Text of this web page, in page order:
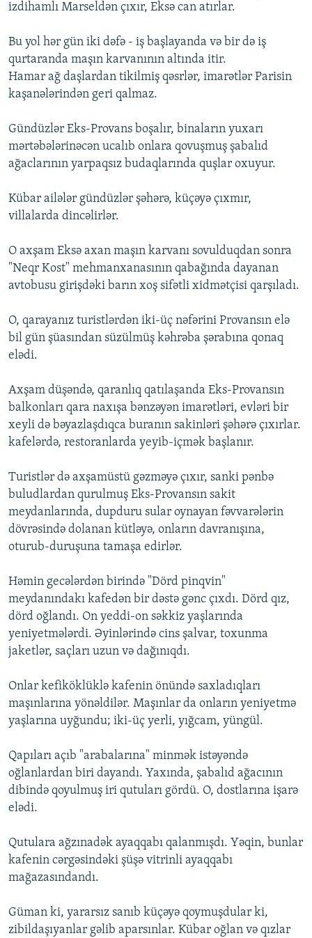
izdihamlı Marseldən çıxır, Eksə can atırlar.
Bu yol hər gün iki dəfə - iş başlayanda və bir də iş
qurtaranda maşın karvanının altında itir.
Hamar ağ daşlardan tikilmiş qəsrlər, imarətlər Parisin
kaşanələrindən geri qalmaz.
Gündüzlər Eks-Provans boşalır, binaların yuxarı
mərtəbələrinəcən ucalıb onlara qovuşmuş şabalıd
ağaclarının yarpaqsız budaqlarında quşlar oxuyur.
Kübar ailələr gündüzlər şəhərə, küçəyə çıxmır,
villalarda dincəlirlər.
O axşam Eksə axan maşın karvanı sovulduqdan sonra
"Neqr Kost" mehmanxanasının qabağında dayanan
avtobusu girişdəki barın xoş sifətli xidmətçisi qarşıladı.
O, qarayanız turistlərdən iki-üç nəfərini Provansın elə
bil gün şüasından süzülmüş kəhrəba şərabına qonaq
elədi.
Axşam düşəndə, qaranlıq qatılaşanda Eks-Provansın
balkonları qara naxışa bənzəyən imarətləri, evləri bir
xeyli də bəyazlaşdıqca buranın sakinləri şəhərə çıxırlar.
kafelərdə, restoranlarda yeyib-içmək başlanır.
Turistlər də axşamüstü gəzməyə çıxır, sanki pənbə
buludlardan qurulmuş Eks-Provansın sakit
meydanlarında, dupduru sular oynayan fəvvarələrin
dövrəsində dolanan kütləyə, onların davranışına,
oturub-duruşuna tamaşa edirlər.
Həmin gecələrdən birində "Dörd pinqvin"
meydanındakı kafedən bir dəstə gənc çıxdı. Dörd qız,
dörd oğlandı. On yeddi-on səkkiz yaşlarında
yeniyetmələrdi. Əyinlərində cins şalvar, toxunma
jaketlər, saçları uzun və dağınıqdı.
Onlar kefiköklüklə kafenin önündə saxladıqları
maşınlarına yönəldilər. Maşınlar da onların yeniyetmə
yaşlarına uyğundu; iki-üç yerli, yığcam, yüngül.
Qapıları açıb "arabalarına" minmək istəyəndə
oğlanlardan biri dayandı. Yaxında, şabalıd ağacının
dibində qoyulmuş iri qutuları gördü. O, dostlarına işarə
elədi.
Qutulara ağzınadək ayaqqabı qalanmışdı. Yəqin, bunlar
kafenin cərgəsindəki şüşə vitrinli ayaqqabı
mağazasındandı.
Güman ki, yararsız sanıb küçəyə qoymuşdular ki,
zibildaşıyanlar gəlib aparsınlar. Kübar oğlan və qızlar